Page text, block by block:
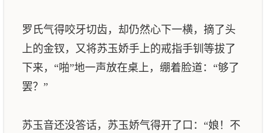
罗氏气得咬牙切齿，却仍然心下一横，摘了头
上的金钗，又将苏玉娇手上的戒指手钏等拔了
下来，“啪”地一声放在桌上，绷着脸道：“够了
罢？”
苏玉音还没答话，苏玉娇气得开了口：“娘！不